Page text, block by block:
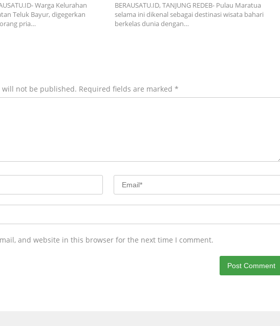
Warga Kelurahan
Teluk Bayur, digegerkan
pria…
BERAUSATU.ID, TANJUNG REDEB- Pulau Maratua
selama ini dikenal sebagai destinasi wisata bahari
berkelas dunia dengan…
will not be published. Required fields are marked *
and website in this browser for the next time I comment.